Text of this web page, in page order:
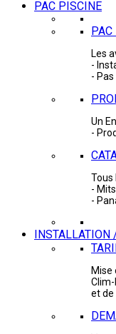
PAC PISCINE
Les
-
-
Un
-
Tous
-
-
INSTALLATION
Mise
et de